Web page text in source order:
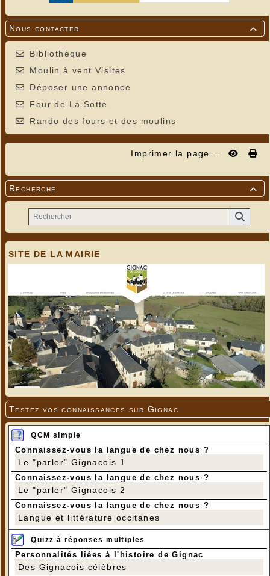

Nous contacter
Bibliothèque
Moulin à vent Visites
Déposer une annonce
Four de La Sotte
Rando des fours et des moulins
Imprimer la page...

Recherche
SITE DE LA MAIRIE
Testez vos connaissances sur Gignac
QCM simple
Connaissez-vous la langue de chez nous ?
Le "parler" Gignacois 1
Connaissez-vous la langue de chez nous ?
Le "parler" Gignacois 2
Connaissez-vous la langue de chez nous ?
Langue et littérature occitanes
Quizz à réponses multiples
Personnalités liées à l'histoire de Gignac
Des Gignacois célèbres